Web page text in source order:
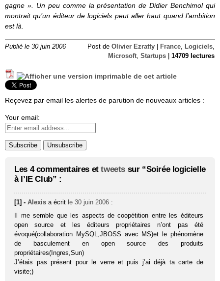
gagne ». Un peu comme la présentation de Didier Benchimol qui
montrait qu’un éditeur de logiciels peut aller haut quand l’ambition
est là.
Publié le 30 juin 2006 Post de Olivier Ezratty France, Logiciels,
Microsoft, Startups 14709 lectures
Reçevez par email les alertes de parution de nouveaux articles :
Your email:
Les 4 commentaires ettweets sur “Soirée logicielle
à l’IE Club” :
[1] -Alexis a écrit le 30 juin 2006 :
Il me semble que les aspects de coopétition entre les éditeurs
open source et les éditeurs propriétaires n’ont pas été
évoqué(collaboration MySQL,JBOSS avec MS)et le phénomène
de basculement en open source des produits
propriétaires(Ingres,Sun)
J’étais pas présent pour le verre et puis j’ai déjà ta carte de
visite;)